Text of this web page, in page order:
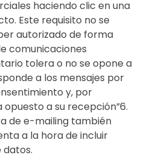
haciendo clic en una
Este requisito no se
autorizado de forma
comunicaciones
tolera o no se opone a
a los mensajes por
y, por
a su recepción”6.
de e-mailing también
a la hora de incluir
datos.